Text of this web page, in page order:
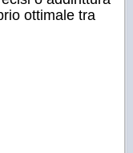
ottimale tra